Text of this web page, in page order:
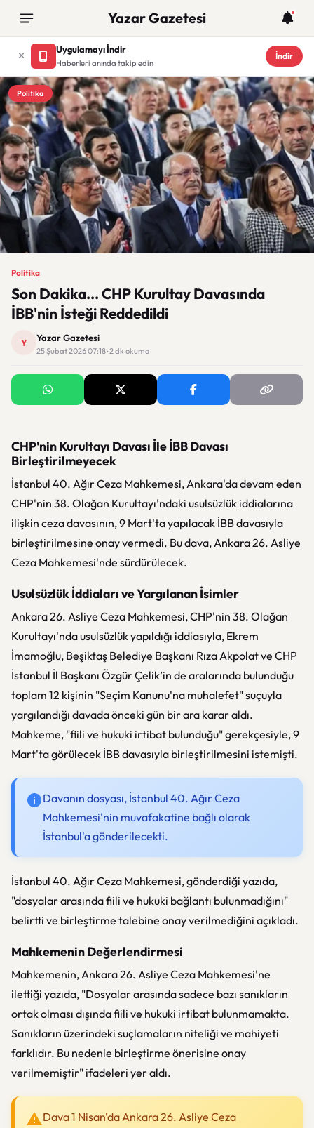
Yazar Gazetesi
Uygulamayı İndir
Haberleri anında takip edin
İndir
Politika
Politika
Son Dakika... CHP Kurultay Davasında
İBB'nin İsteği Reddedildi
Y Yazar Gazetesi
25 Şubat 2026 07:18 · 2 dk okuma
CHP'nin Kurultayı Davası İle İBB Davası
Birleştirilmeyecek
İstanbul 40. Ağır Ceza Mahkemesi, Ankara'da devam eden
CHP'nin 38. Olağan Kurultayı'ndaki usulsüzlük iddialarına
ilişkin ceza davasının, 9 Mart'ta yapılacak İBB davasıyla
birleştirilmesine onay vermedi. Bu dava, Ankara 26. Asliye
Ceza Mahkemesi'nde sürdürülecek.
Usulsüzlük İddiaları ve Yargılanan İsimler
Ankara 26. Asliye Ceza Mahkemesi, CHP'nin 38. Olağan
Kurultayı'nda usulsüzlük yapıldığı iddiasıyla, Ekrem
İmamoğlu, Beşiktaş Belediye Başkanı Rıza Akpolat ve CHP
İstanbul İl Başkanı Özgür Çelik’in de aralarında bulunduğu
toplam 12 kişinin "Seçim Kanunu'na muhalefet" suçuyla
yargılandığı davada önceki gün bir ara karar aldı.
Mahkeme, "fiili ve hukuki irtibat bulunduğu" gerekçesiyle, 9
Mart'ta görülecek İBB davasıyla birleştirilmesini istemişti.
Davanın dosyası, İstanbul 40. Ağır Ceza
Mahkemesi'nin muvafakatine bağlı olarak
İstanbul'a gönderilecekti.
İstanbul 40. Ağır Ceza Mahkemesi, gönderdiği yazıda,
"dosyalar arasında fiili ve hukuki bağlantı bulunmadığını"
belirtti ve birleştirme talebine onay verilmediğini açıkladı.
Mahkemenin Değerlendirmesi
Mahkemenin, Ankara 26. Asliye Ceza Mahkemesi'ne
ilettiği yazıda, "Dosyalar arasında sadece bazı sanıkların
ortak olması dışında fiili ve hukuki irtibat bulunmamakta.
Sanıkların üzerindeki suçlamaların niteliği ve mahiyeti
farklıdır. Bu nedenle birleştirme önerisine onay
verilmemiştir" ifadeleri yer aldı.
Dava 1 Nisan'da Ankara 26. Asliye Ceza